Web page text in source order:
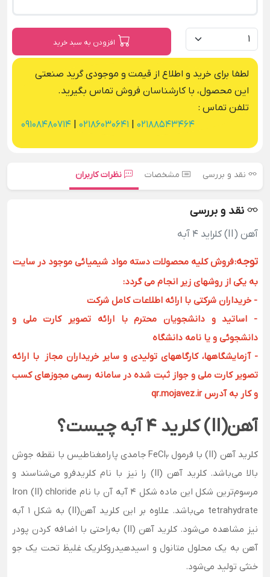
افزودن به سبد خرید
لطفا برای خرید و اطلاع از قیمت و موجودی گرید صنعتی
این محصول، با کارشناسان فروش تماس بگیرید.
تلفن تماس :
02188543464
02186030641
09108480714
نقد و بررسی مشخصات نظرات کاربران
نقد و بررسی
آهن (II) کلراید 4 آبه
توجه:فروش کلیه محصولات دسته مواد شیمیائی موجود در سایت
به یکی از روشهای زیر انجام می گردد:
- خریداران شرکتی با ارائه اطلاعات کامل شرکت
- اساتید و دانشجویان محترم با ارائه تصویر کارت ملی و
دانشجوئی و یا نامه دانشگاه
- آزمایشگاهها، کارگاههای تولیدی و سایر خریداران مجاز با ارائه
تصویر کارت ملی و جواز ثبت شده در سامانه رسمی مجوزهای کسب
و کار به آدرس qr.mojavez.ir
آهن(II) کلرید 4 آبه چیست؟
کلرید آهن (II) با فرمول FeCl 2
جامدی پارامغناطیس با نقطه جوش
بالا می‌باشد. کلرید آهن (II) را نیز با نام کلریدفرو می‌شناسند و
مرسوم‌ترین شکل این ماده شکل 4 آبه آن با نام Iron (II) chloride
tetrahydrate می‌باشد. علاوه بر این کلرید آهن(II) به شکل 1 آبه
نیز مشاهده می‌شود. کلرید آهن (II) به‌راحتی با اضافه کردن پودر
آهن به یک محلول متانول و اسیدهیدروکلریک غلیظ تحت یک جو
خنثی تولید می‌شود.